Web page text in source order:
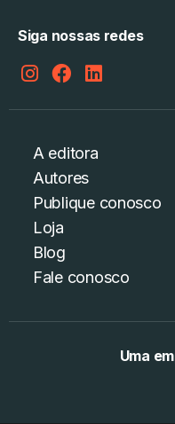
Siga nossas redes
A editora
Autores
Publique conosco
Loja
Blog
Fale conosco
Uma